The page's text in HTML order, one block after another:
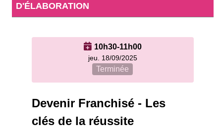
10h30-11h00
jeu. 18/09/2025
Terminée
Devenir Franchisé - Les
clés de la réussite